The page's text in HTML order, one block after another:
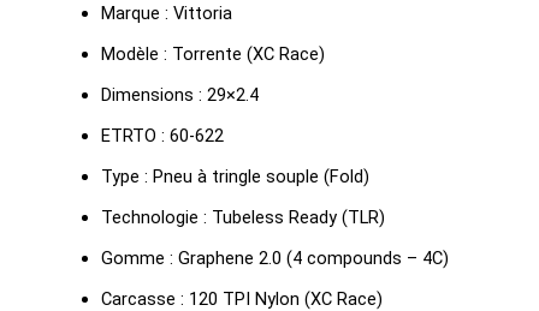
Marque : Vittoria
Modèle : Torrente (XC Race)
Dimensions : 29×2.4
ETRTO : 60-622
Type : Pneu à tringle souple (Fold)
Technologie : Tubeless Ready (TLR)
Gomme : Graphene 2.0 (4 compounds – 4C)
Carcasse : 120 TPI Nylon (XC Race)